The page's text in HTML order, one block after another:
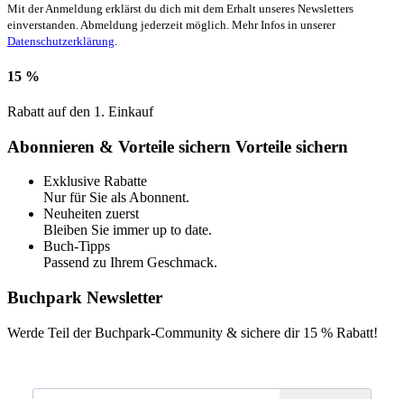
Mit der Anmeldung erklärst du dich mit dem Erhalt unseres Newsletters
einverstanden. Abmeldung jederzeit möglich. Mehr Infos in unserer
Datenschutzerklärung.
15 %
Rabatt auf den 1. Einkauf
Abonnieren & Vorteile sichern Vorteile sichern
Exklusive Rabatte
Nur für Sie als Abonnent.
Neuheiten zuerst
Bleiben Sie immer up to date.
Buch-Tipps
Passend zu Ihrem Geschmack.
Buchpark Newsletter
Werde Teil der Buchpark-Community & sichere dir 15 % Rabatt!